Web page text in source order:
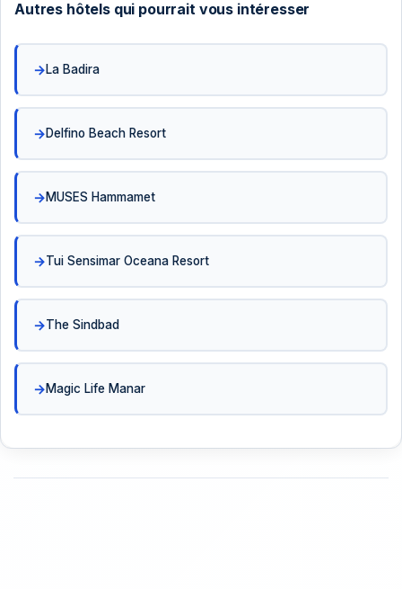
Autres hôtels qui pourrait vous intéresser
La Badira
Delfino Beach Resort
MUSES Hammamet
Tui Sensimar Oceana Resort
The Sindbad
Magic Life Manar